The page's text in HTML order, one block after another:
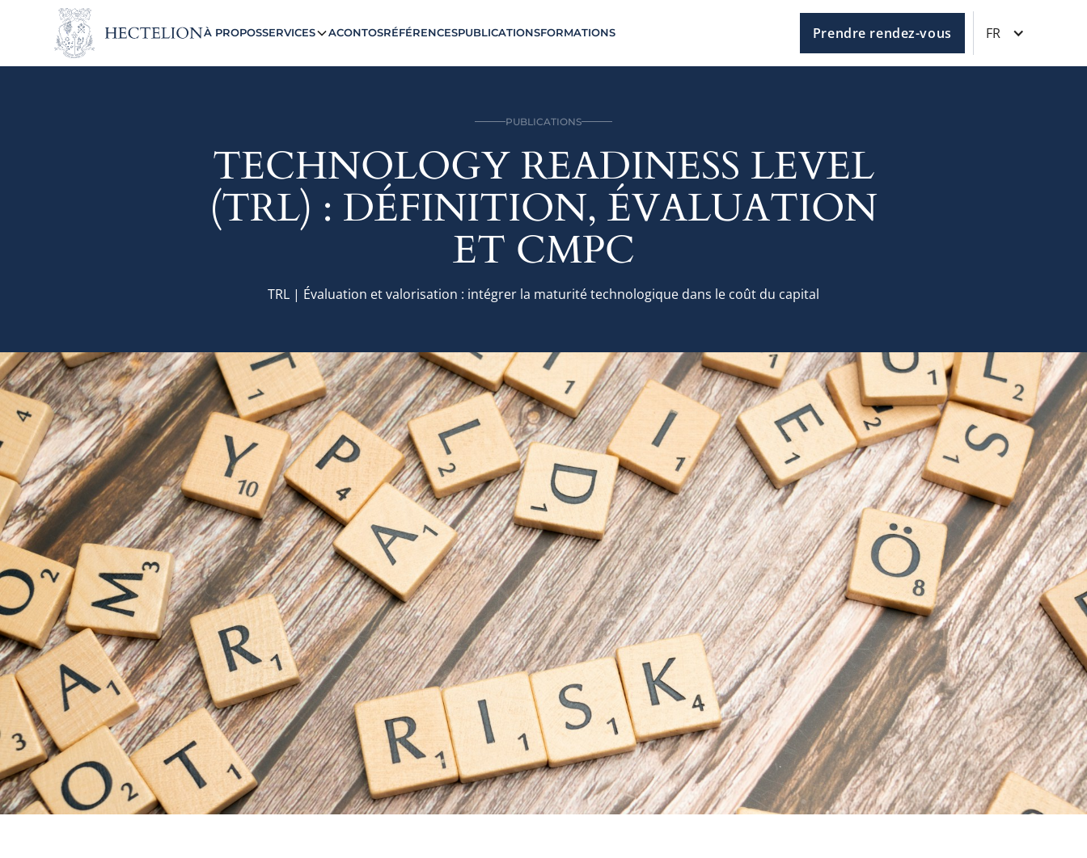
À PROPOSSERVICES ACONTOSRÉFÉRENCESPUBLICATIONSFORMATIONS Prendre rendez-vous FR
PUBLICATIONS
TECHNOLOGY READINESS LEVEL
(TRL) : DÉFINITION, ÉVALUATION
ET CMPC
TRL | Évaluation et valorisation : intégrer la maturité technologique dans le coût du capital